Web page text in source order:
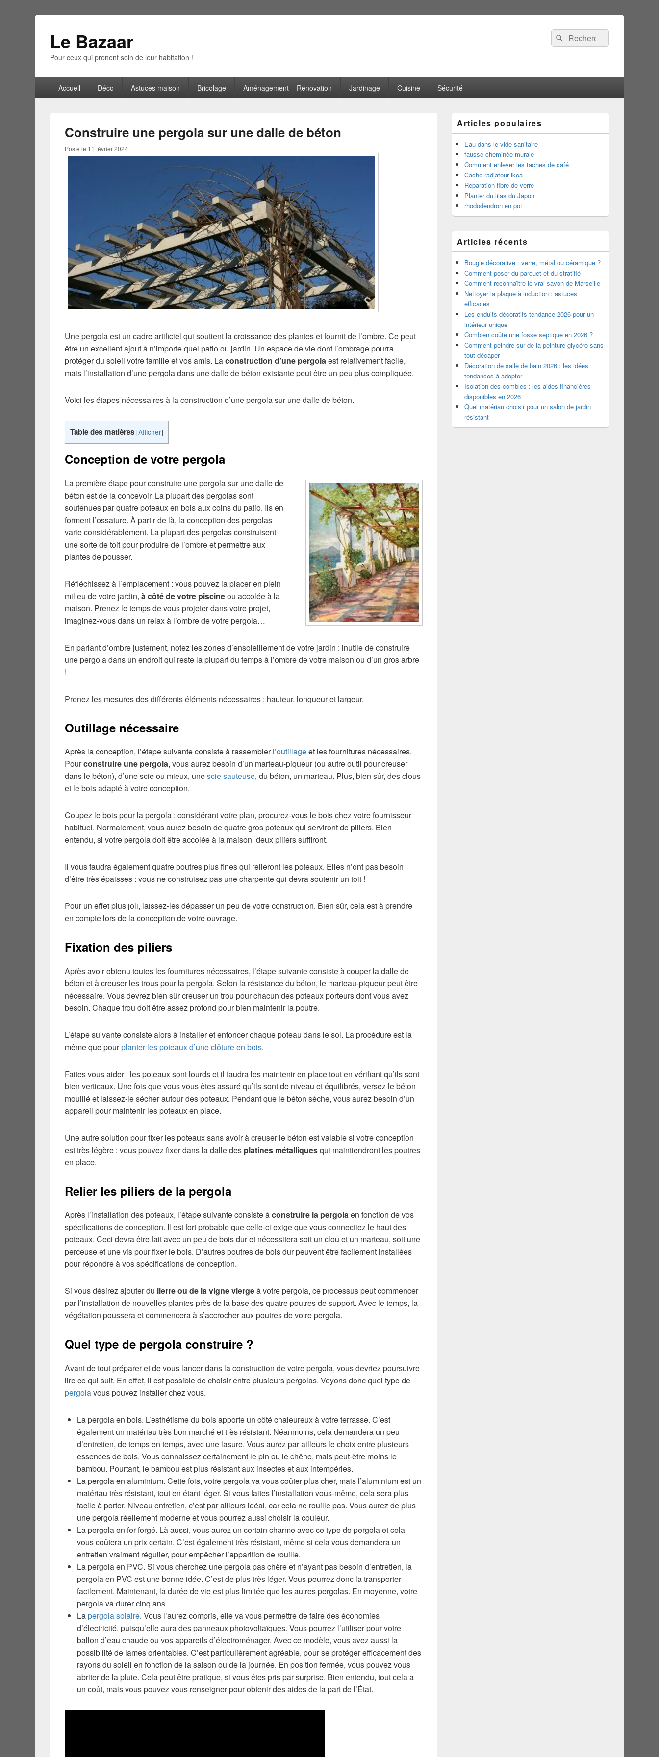
Le Bazaar
Pour ceux qui prenent soin de leur habitation !
Recherche :
Rechercher
principalAccueil Déco Astuces maison Bricolage Aménagement – Rénovation Jardinage Cuisine Sécurité
Construire une pergola sur une dalle de béton
Posté le 11 février 2024
Une pergola est un cadre artificiel qui soutient la croissance des plantes et fournit de l’ombre. Ce peut
être un excellent ajout à n’importe quel patio ou jardin. Un espace de vie dont l’ombrage pourra
protéger du soleil votre famille et vos amis. Laconstruction d’une pergolaest relativement facile,
mais l’installation d’une pergola dans une dalle de béton existante peut être un peu plus compliquée.
Voici les étapes nécessaires à la construction d’une pergola sur une dalle de béton.
Table des matières [Afficher]
Conception de votre pergola
La première étape pour construire une pergola sur une dalle de
béton est de la concevoir. La plupart des pergolas sont
soutenues par quatre poteaux en bois aux coins du patio. Ils en
forment l’ossature. À partir de là, la conception des pergolas
varie considérablement. La plupart des pergolas construisent
une sorte de toit pour produire de l’ombre et permettre aux
plantes de pousser.
Réfléchissez à l’emplacement : vous pouvez la placer en plein
milieu de votre jardin, à côté de votre piscineou accolée à la
maison. Prenez le temps de vous projeter dans votre projet,
imaginez-vous dans un relax à l’ombre de votre pergola…
En parlant d’ombre justement, notez les zones d’ensoleillement de votre jardin : inutile de construire
une pergola dans un endroit qui reste la plupart du temps à l’ombre de votre maison ou d’un gros arbre
!
Prenez les mesures des différents éléments nécessaires : hauteur, longueur et largeur.
Outillage nécessaire
Après la conception, l’étape suivante consiste à rassemblerl’outillageet les fournitures nécessaires.
Pourconstruire une pergola, vous aurez besoin d’un marteau-piqueur (ou autre outil pour creuser
dans le béton), d’une scie ou mieux, unescie sauteuse, du béton, un marteau. Plus, bien sûr, des clous
et le bois adapté à votre conception.
Coupez le bois pour la pergola : considérant votre plan, procurez-vous le bois chez votre fournisseur
habituel. Normalement, vous aurez besoin de quatre gros poteaux qui serviront de piliers. Bien
entendu, si votre pergola doit être accolée à la maison, deux piliers suffiront.
Il vous faudra également quatre poutres plus fines qui relieront les poteaux. Elles n’ont pas besoin
d’être très épaisses : vous ne construisez pas une charpente qui devra soutenir un toit !
Pour un effet plus joli, laissez-les dépasser un peu de votre construction. Bien sûr, cela est à prendre
en compte lors de la conception de votre ouvrage.
Fixation des piliers
Après avoir obtenu toutes les fournitures nécessaires, l’étape suivante consiste à couper la dalle de
béton et à creuser les trous pour la pergola. Selon la résistance du béton, le marteau-piqueur peut être
nécessaire. Vous devrez bien sûr creuser un trou pour chacun des poteaux porteurs dont vous avez
besoin. Chaque trou doit être assez profond pour bien maintenir la poutre.
L’étape suivante consiste alors à installer et enfoncer chaque poteau dans le sol. La procédure est la
même que pourplanter les poteaux d’une clôture en bois.
Faites vous aider : les poteaux sont lourds et il faudra les maintenir en place tout en vérifiant qu’ils sont
bien verticaux. Une fois que vous vous êtes assuré qu’ils sont de niveau et équilibrés, versez le béton
mouillé et laissez-le sécher autour des poteaux. Pendant que le béton sèche, vous aurez besoin d’un
appareil pour maintenir les poteaux en place.
Une autre solution pour fixer les poteaux sans avoir à creuser le béton est valable si votre conception
est très légère : vous pouvez fixer dans la dalle des platines métalliquesqui maintiendront les poutres
en place.
Relier les piliers de la pergola
Après l’installation des poteaux, l’étape suivante consiste àconstruire la pergolaen fonction de vos
spécifications de conception. Il est fort probable que celle-ci exige que vous connectiez le haut des
poteaux. Ceci devra être fait avec un peu de bois dur et nécessitera soit un clou et un marteau, soit une
perceuse et une vis pour fixer le bois. D’autres poutres de bois dur peuvent être facilement installées
pour répondre à vos spécifications de conception.
Si vous désirez ajouter du lierre ou de la vigne viergeà votre pergola, ce processus peut commencer
par l’installation de nouvelles plantes près de la base des quatre poutres de support. Avec le temps, la
végétation poussera et commencera à s’accrocher aux poutres de votre pergola.
Quel type de pergola construire ?
Avant de tout préparer et de vous lancer dans la construction de votre pergola, vous devriez poursuivre
lire ce qui suit. En effet, il est possible de choisir entre plusieurs pergolas. Voyons donc quel type de
pergolavous pouvez installer chez vous.
La pergola en bois. L’esthétisme du bois apporte un côté chaleureux à votre terrasse. C’est
également un matériau très bon marché et très résistant. Néanmoins, cela demandera un peu
d’entretien, de temps en temps, avec une lasure. Vous aurez par ailleurs le choix entre plusieurs
essences de bois. Vous connaissez certainement le pin ou le chêne, mais peut-être moins le
bambou. Pourtant, le bambou est plus résistant aux insectes et aux intempéries.
La pergola en aluminium. Cette fois, votre pergola va vous coûter plus cher, mais l’aluminium est un
matériau très résistant, tout en étant léger. Si vous faites l’installation vous-même, cela sera plus
facile à porter. Niveau entretien, c’est par ailleurs idéal, car cela ne rouille pas. Vous aurez de plus
une pergola réellement moderne et vous pourrez aussi choisir la couleur.
La pergola en fer forgé. Là aussi, vous aurez un certain charme avec ce type de pergola et cela
vous coûtera un prix certain. C’est également très résistant, même si cela vous demandera un
entretien vraiment régulier, pour empêcher l’apparition de rouille.
La pergola en PVC. Si vous cherchez une pergola pas chère et n’ayant pas besoin d’entretien, la
pergola en PVC est une bonne idée. C’est de plus très léger. Vous pourrez donc la transporter
facilement. Maintenant, la durée de vie est plus limitée que les autres pergolas. En moyenne, votre
pergola va durer cinq ans.
Lapergola solaire. Vous l’aurez compris, elle va vous permettre de faire des économies
d’électricité, puisqu’elle aura des panneaux photovoltaïques. Vous pourrez l’utiliser pour votre
ballon d’eau chaude ou vos appareils d’électroménager. Avec ce modèle, vous avez aussi la
possibilité de lames orientables. C’est particulièrement agréable, pour se protéger efficacement des
rayons du soleil en fonction de la saison ou de la journée. En position fermée, vous pouvez vous
abriter de la pluie. Cela peut être pratique, si vous êtes pris par surprise. Bien entendu, tout cela a
un coût, mais vous pouvez vous renseigner pour obtenir des aides de la part de l’État.
Articles populaires
Eau dans le vide sanitaire
fausse cheminée murale
Comment enlever les taches de café
Cache radiateur ikea
Reparation fibre de verre
Planter du lilas du Japon
rhododendron en pot
Articles récents
Bougie décorative : verre, métal ou céramique ?
Comment poser du parquet et du stratifié
Comment reconnaître le vrai savon de Marseille
Nettoyer la plaque à induction : astuces
efficaces
Les enduits décoratifs tendance 2026 pour un
intérieur unique
Combien coûte une fosse septique en 2026 ?
Comment peindre sur de la peinture glycéro sans
tout décaper
Décoration de salle de bain 2026 : les idées
tendances à adopter
Isolation des combles : les aides financières
disponibles en 2026
Quel matériau choisir pour un salon de jardin
résistant